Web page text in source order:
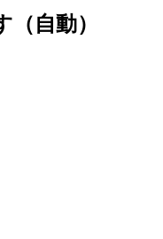
自動）